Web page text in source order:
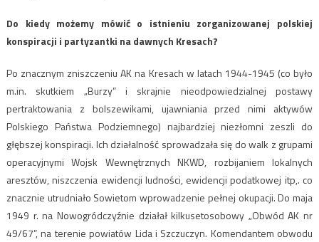
Do kiedy możemy mówić o istnieniu zorganizowanej polskiej
konspiracji i partyzantki na dawnych Kresach?
Po znacznym zniszczeniu AK na Kresach w latach 1944-1945 (co było
m.in. skutkiem „Burzy” i skrajnie nieodpowiedzialnej postawy
pertraktowania z bolszewikami, ujawniania przed nimi aktywów
Polskiego Państwa Podziemnego) najbardziej niezłomni zeszli do
głębszej konspiracji. Ich działalność sprowadzała się do walk z grupami
operacyjnymi Wojsk Wewnętrznych NKWD, rozbijaniem lokalnych
aresztów, niszczenia ewidencji ludności, ewidencji podatkowej itp,. co
znacznie utrudniało Sowietom wprowadzenie pełnej okupacji. Do maja
1949 r. na Nowogródczyźnie działał kilkusetosobowy „Obwód AK nr
49/67”, na terenie powiatów Lida i Szczuczyn. Komendantem obwodu